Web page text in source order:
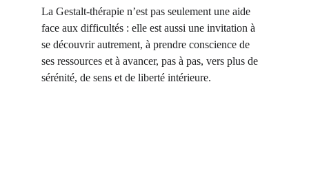
La Gestalt-thérapie n’est pas seulement une aide
face aux difficultés : elle est aussi une invitation à
se découvrir autrement, à prendre conscience de
ses ressources et à avancer, pas à pas, vers plus de
sérénité, de sens et de liberté intérieure.